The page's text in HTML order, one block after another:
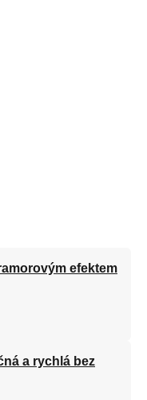
efektem
a rychlá bez